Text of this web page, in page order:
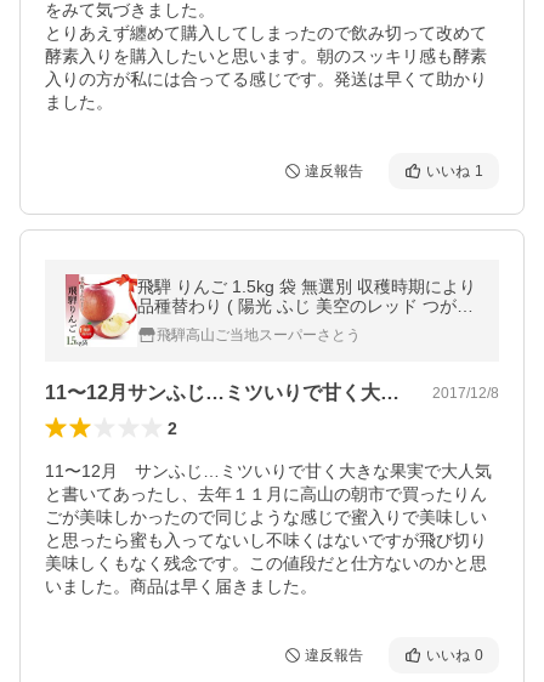
をみて気づきました。
とりあえず纏めて購入してしまったので飲み切って改めて
酵素入りを購入したいと思います。朝のスッキリ感も酵素
入りの方が私には合ってる感じです。発送は早くて助かり
ました。
違反報告 いいね 1
飛騨 りんご 1.5kg 袋 無選別 収穫時期により
品種替わり ( 陽光 ふじ 美空のレッド つがる
他 ) 美空野 高山 生 リンゴ
飛騨高山ご当地スーパーさとう
11〜12月サンふじ…ミツいりで甘く大… 2017/12/8
2
11〜12月　サンふじ…ミツいりで甘く大きな果実で大人気
と書いてあったし、去年１１月に高山の朝市で買ったりん
ごが美味しかったので同じような感じで蜜入りで美味しい
と思ったら蜜も入ってないし不味くはないですが飛び切り
美味しくもなく残念です。この値段だと仕方ないのかと思
いました。商品は早く届きました。
違反報告 いいね 0